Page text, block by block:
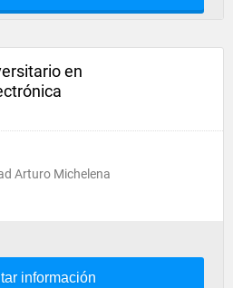
en
Arturo Michelena
información